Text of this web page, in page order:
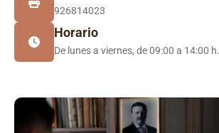
926814023
Horario
De lunes a viernes, de 09:00 a 14:00 h.